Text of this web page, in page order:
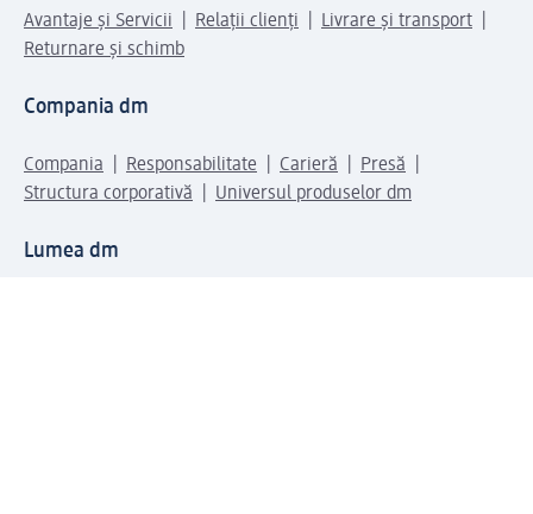
Avantaje și Servicii Relații clienți
Livrare și transport
Returnare și schimb
Compania dm
Compania Responsabilitate Carieră
Presă
Structura corporativă
Universul produselor dm
Lumea dm